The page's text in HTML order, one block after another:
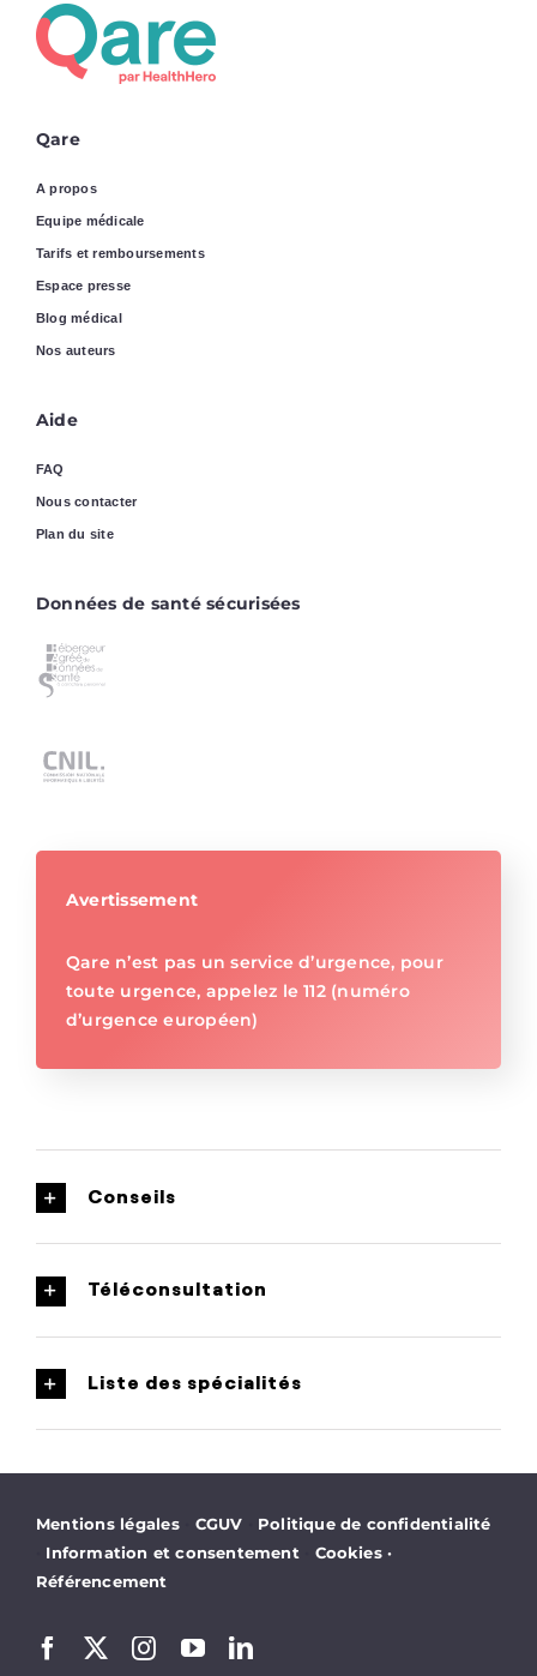
Qare
A propos
Equipe médicale
Tarifs et remboursements
Espace presse
Blog médical
Nos auteurs
Aide
FAQ
Nous contacter
Plan du site
Données de santé sécurisées
Avertissement
Qare n’est pas un service d’urgence, pour
toute urgence, appelez le 112 (numéro
d’urgence européen)
Conseils
Téléconsultation
Liste des spécialités
Mentions légales CGUV Politique de confidentialité
Information et consentement Cookies·
Référencement